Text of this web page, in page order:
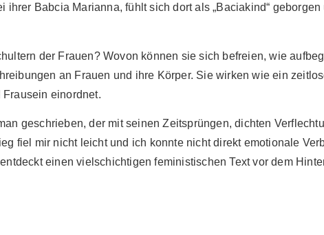
ihrer Babcia Marianna, fühlt sich dort als „Baciakind“
der Frauen? Wovon können sie sich befreien, wie
an Frauen und ihre Körper. Sie wirken wie ein
einordnet.
geschrieben, der mit seinen Zeitsprüngen, dichten
fiel mir nicht leicht und ich konnte nicht direkt emotionale
einen vielschichtigen feministischen Text vor dem